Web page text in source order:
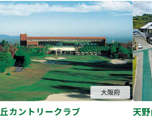
大阪府
カントリークラブ 天